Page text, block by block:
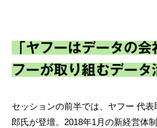
「ヤフーはデータの
フーが取り組むデータ
セッションの前半では、ヤフー 代
郎氏が登壇。2018年1月の新経営体